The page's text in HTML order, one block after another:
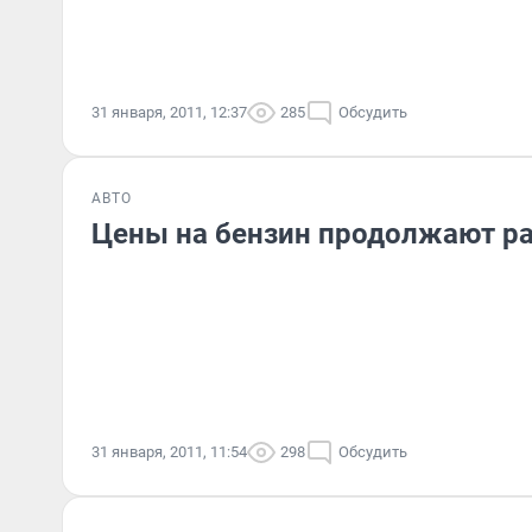
31 января, 2011, 12:37 285 Обсудить
АВТО
Цены на бензин продолжают
31 января, 2011, 11:54 298 Обсудить